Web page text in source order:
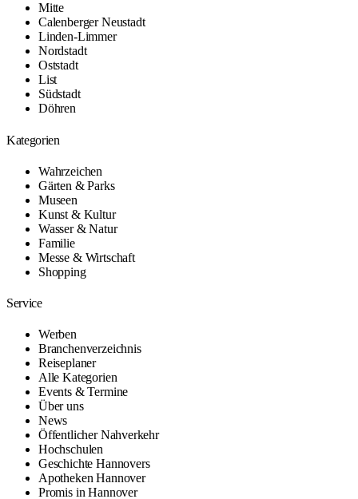
Mitte
Calenberger Neustadt
Linden-Limmer
Nordstadt
Oststadt
List
Südstadt
Döhren
Kategorien
Wahrzeichen
Gärten & Parks
Museen
Kunst & Kultur
Wasser & Natur
Familie
Messe & Wirtschaft
Shopping
Service
Werben
Branchenverzeichnis
Reiseplaner
Alle Kategorien
Events & Termine
Über uns
News
Öffentlicher Nahverkehr
Hochschulen
Geschichte Hannovers
Apotheken Hannover
Promis in Hannover